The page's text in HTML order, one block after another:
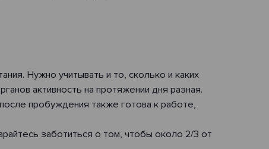
Нужно учитывать и то, сколько и каких
активность на протяжении дня разная.
пробуждения также готова к работе,
заботиться о том, чтобы около 2/3 от